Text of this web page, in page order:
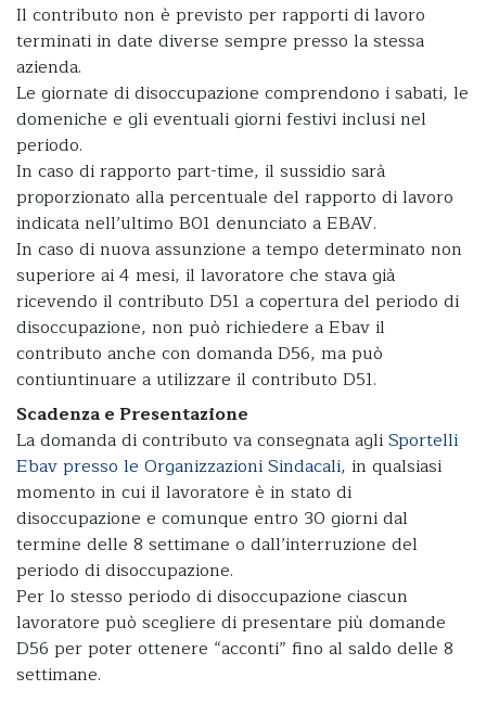
Il contributo non è previsto per rapporti di lavoro
terminati in date diverse sempre presso la stessa
azienda.
Le giornate di disoccupazione comprendono i sabati, le
domeniche e gli eventuali giorni festivi inclusi nel
periodo.
In caso di rapporto part-time, il sussidio sarà
proporzionato alla percentuale del rapporto di lavoro
indicata nell’ultimo B01 denunciato a EBAV.
In caso di nuova assunzione a tempo determinato non
superiore ai 4 mesi, il lavoratore che stava già
ricevendo il contributo D51 a copertura del periodo di
disoccupazione, non può richiedere a Ebav il
contributo anche con domanda D56, ma può
contiuntinuare a utilizzare il contributo D51.
Scadenza e Presentazione
La domanda di contributo va consegnata agliSportelli
Ebav presso le Organizzazioni Sindacali, in qualsiasi
momento in cui il lavoratore è in stato di
disoccupazione e comunque entro 30 giorni dal
termine delle 8 settimane o dall’interruzione del
periodo di disoccupazione.
Per lo stesso periodo di disoccupazione ciascun
lavoratore può scegliere di presentare più domande
D56 per poter ottenere “acconti” fino al saldo delle 8
settimane.